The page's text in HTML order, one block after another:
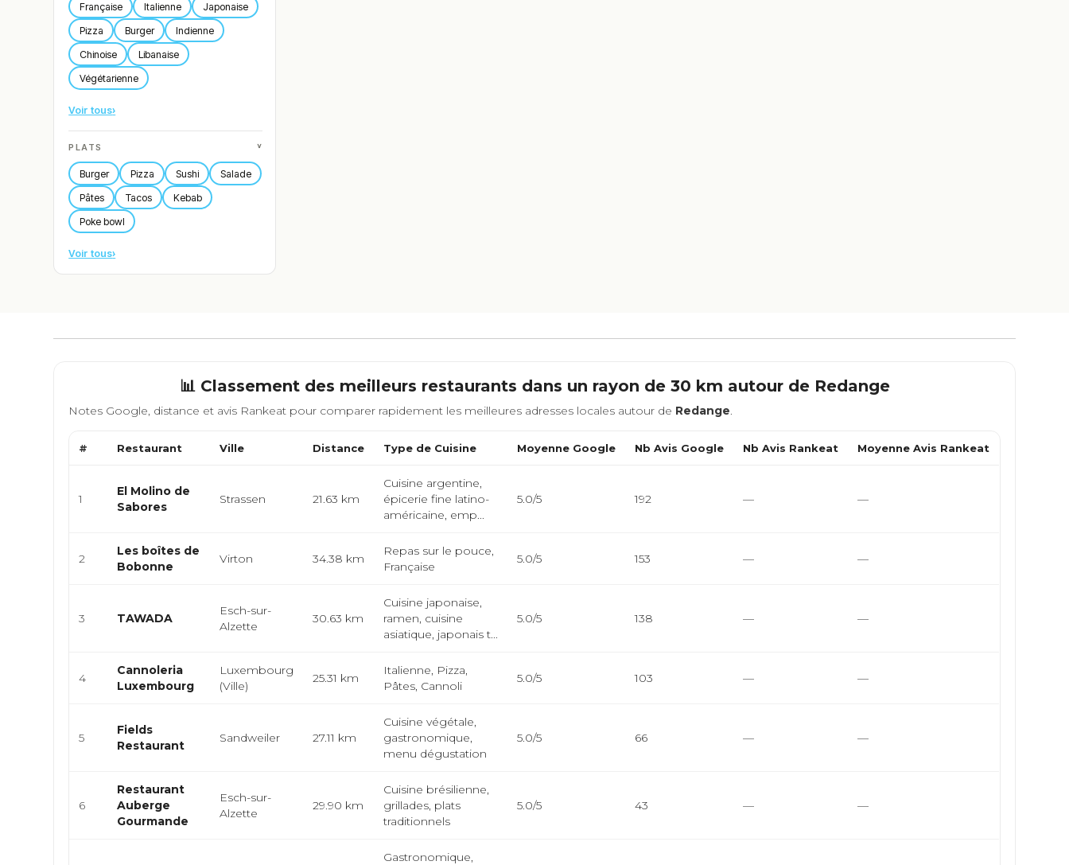
Française Italienne
Japonaise
Pizza
Burger
Indienne
Chinoise
Libanaise
Végétarienne
Voir tous›
PLATS ˅
Burger Pizza Sushi
Salade
Pâtes
Tacos
Kebab
Poke bowl
Voir tous›
📊 Classement des meilleurs restaurants dans un rayon de 30 km autour de Redange
Notes Google, distance et avis Rankeat pour comparer rapidement les meilleures adresses locales autour de Redange.
# Restaurant Ville Distance Type de Cuisine Moyenne Google Nb Avis Google Nb Avis Rankeat Moyenne Avis Rankeat
1
El Molino de
Sabores
Strassen 21.63 km
Cuisine argentine,
épicerie fine latino-
américaine, emp...
5.0/5 192 — —
2
Les boîtes de
Bobonne
Virton 34.38 km
Repas sur le pouce,
Française
5.0/5 153 — —
3 TAWADA
Esch-sur-
Alzette
30.63 km
Cuisine japonaise,
ramen, cuisine
asiatique, japonais t...
5.0/5 138 — —
4
Cannoleria
Luxembourg
Luxembourg
(Ville)
25.31 km
Italienne, Pizza,
Pâtes, Cannoli
5.0/5 103 — —
5
Fields
Restaurant
Sandweiler 27.11 km
Cuisine végétale,
gastronomique,
menu dégustation
5.0/5 66 — —
6
Restaurant
Auberge
Gourmande
Esch-sur-
Alzette
29.90 km
Cuisine brésilienne,
grillades, plats
traditionnels
5.0/5 43 — —
Gastronomique,